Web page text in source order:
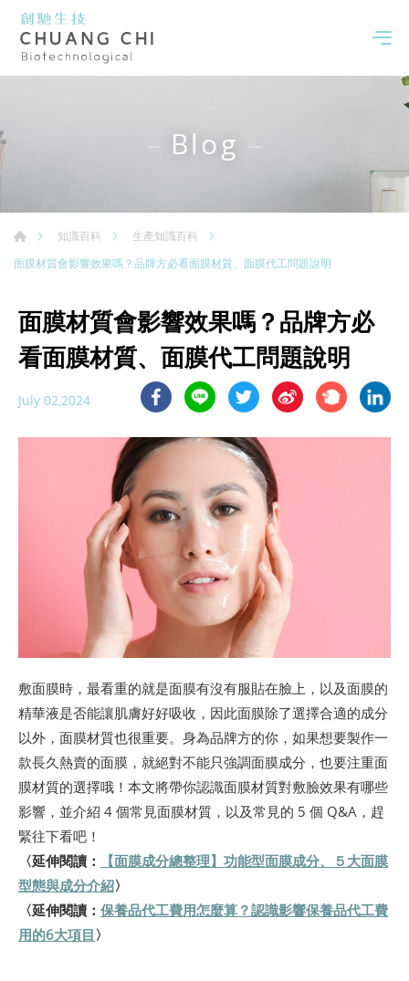
Blog
知識百科
生產知識百科
面膜材質會影響效果嗎？品牌方必看面膜材質、面膜代工問題說明
面膜材質會影響效果嗎？品牌方必
看面膜材質、面膜代工問題說明
July 02,2024
敷面膜時，最看重的就是面膜有沒有服貼在臉上，以及面膜的
精華液是否能讓肌膚好好吸收，因此面膜除了選擇合適的成分
以外，面膜材質也很重要。身為品牌方的你，如果想要製作一
款長久熱賣的面膜，就絕對不能只強調面膜成分，也要注重面
膜材質的選擇哦！本文將帶你認識面膜材質對敷臉效果有哪些
影響，並介紹 4 個常見面膜材質，以及常見的 5 個 Q&A，趕
緊往下看吧！
〈延伸閱讀：
【面膜成分總整理】功能型面膜成分、５大面膜
型態與成分介紹〉
〈延伸閱讀： 保養品代工費用怎麼算？認識影響保養品代工費
用的6大項目 〉